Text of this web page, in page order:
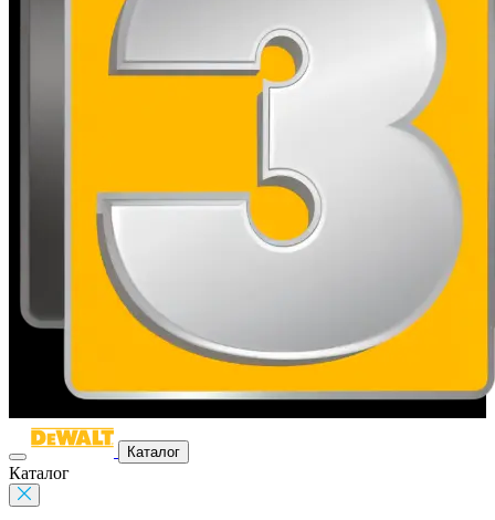
Каталог
Каталог